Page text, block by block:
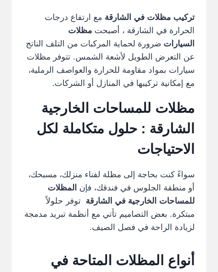
تركيب مظلات في الشارقة مع ارتفاع درجات
الحرارة في الشارقة ، أصبحت مظلات
السيارات ضرورة لحماية المركبات من التلف الناتج
عن التعرض الطويل لأشعة الشمس. تتوفر مظلات
سيارات بمواد مقاومة للحرارة والعواصف الرملية،
مع إمكانية تركيبها في المنازل أو الشركات.
مظلات للمساحات الخارجية
الشارقة : حلول متكاملة لكل
الاحتياجات
سواءً كنت بحاجة إلى مظلة لفناء منزلك، مسبحك،
أو منطقة الجلوس في فندقك، فإن المظلات
للمساحات الخارجية في الشارقة توفر حلولاً
مبتكرة. بعض التصاميم تأتي مع أنظمة تبريد مدمجة
لزيادة الراحة في فصل الصيف.
أنواع المظلات المتاحة في